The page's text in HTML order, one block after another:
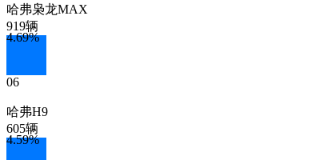
4.69%
哈弗枭龙MAX
919辆
4.59%
06
哈弗H9
605辆